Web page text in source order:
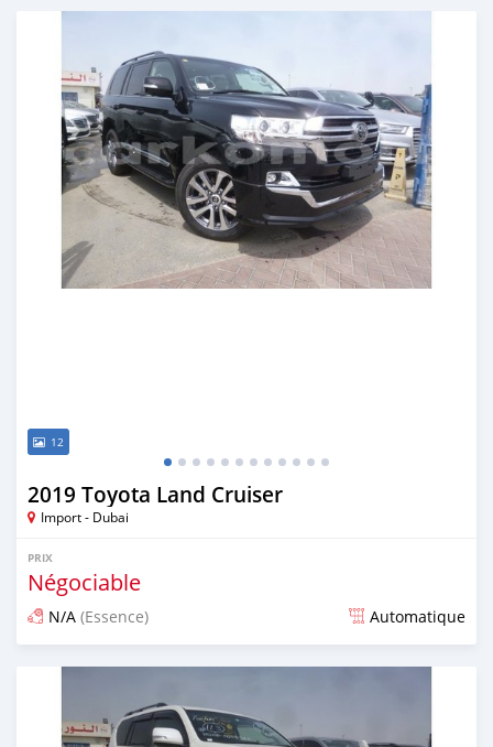
Publié il y a environ 7 ans
12
2019 Toyota Land Cruiser
Import - Dubai
PRIX
Négociable
N/A (Essence) Automatique
Publié il y a environ 7 ans